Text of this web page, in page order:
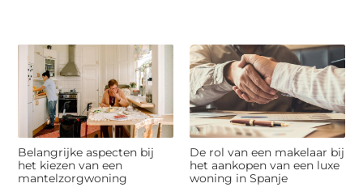
Belangrijke aspecten bij
het kiezen van een
mantelzorgwoning
De rol van een makelaar bij
het aankopen van een luxe
woning in Spanje